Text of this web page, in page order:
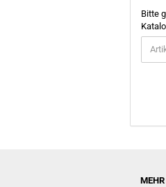
BITTE
SIE
DIE
Bitte